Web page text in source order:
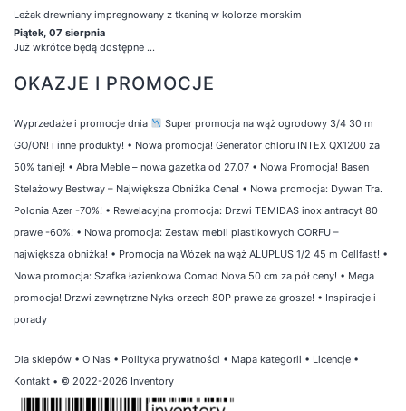
Leżak drewniany impregnowany z tkaniną w kolorze morskim
Piątek, 07 sierpnia
Już wkrótce będą dostępne ...
OKAZJE I PROMOCJE
Wyprzedaże i promocje dnia
Super promocja na wąż ogrodowy 3/4 30 m
GO/ON! i inne produkty! • Nowa promocja! Generator chloru INTEX QX1200 za
50% taniej! • Abra Meble – nowa gazetka od 27.07 • Nowa Promocja! Basen
Stelażowy Bestway – Największa Obniżka Cena! • Nowa promocja: Dywan Tra.
Polonia Azer -70%! • Rewelacyjna promocja: Drzwi TEMIDAS inox antracyt 80
prawe -60%! • Nowa promocja: Zestaw mebli plastikowych CORFU –
największa obniżka! • Promocja na Wózek na wąż ALUPLUS 1/2 45 m Cellfast! •
Nowa promocja: Szafka łazienkowa Comad Nova 50 cm za pół ceny! • Mega
promocja! Drzwi zewnętrzne Nyks orzech 80P prawe za grosze! • Inspiracje i
porady
Dla sklepów • O Nas • Polityka prywatności • Mapa kategorii • Licencje •
Kontakt • © 2022-2026 Inventory